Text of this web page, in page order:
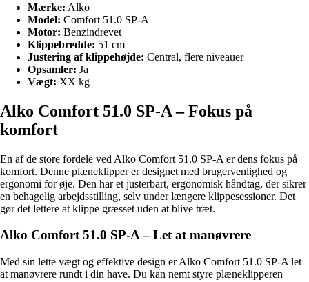
Mærke: Alko
Model: Comfort 51.0 SP-A
Motor: Benzindrevet
Klippebredde: 51 cm
Justering af klippehøjde: Central, flere niveauer
Opsamler: Ja
Vægt: XX kg
Alko Comfort 51.0 SP-A – Fokus på
komfort
En af de store fordele ved Alko Comfort 51.0 SP-A er dens fokus på
komfort. Denne plæneklipper er designet med brugervenlighed og
ergonomi for øje. Den har et justerbart, ergonomisk håndtag, der sikrer
en behagelig arbejdsstilling, selv under længere klippesessioner. Det
gør det lettere at klippe græsset uden at blive træt.
Alko Comfort 51.0 SP-A – Let at manøvrere
Med sin lette vægt og effektive design er Alko Comfort 51.0 SP-A let
at manøvrere rundt i din have. Du kan nemt styre plæneklipperen